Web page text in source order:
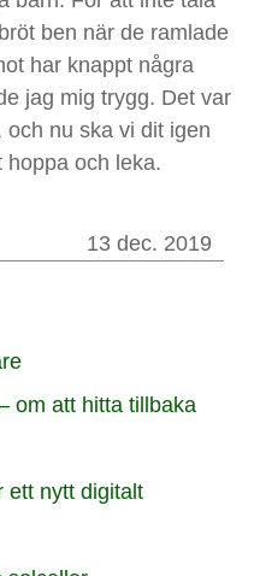
ben när de ramlade
har knappt några
jag mig trygg. Det var
nu ska vi dit igen
hoppa och leka.
13 dec. 2019
om att hitta tillbaka
ett nytt digitalt